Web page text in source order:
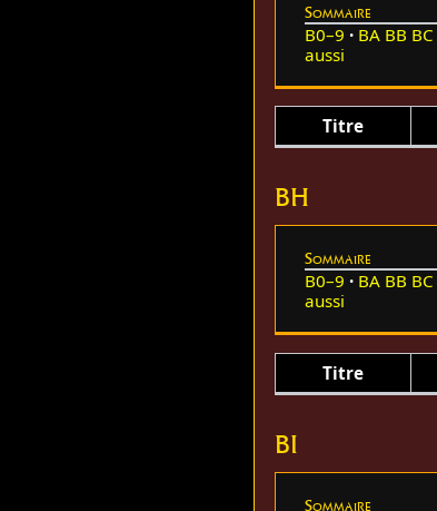
Sommaire
B0–9 BA BB BC
aussi
Titre
BH
Sommaire
B0–9 BA BB BC
aussi
Titre
BI
Sommaire